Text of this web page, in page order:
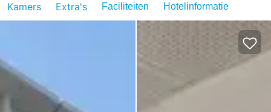
Kamers Extra's Faciliteiten Hotelinformatie